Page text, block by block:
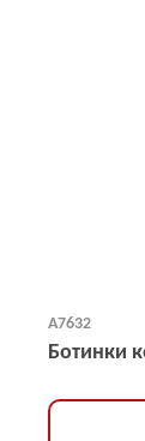
А7632
Ботинки